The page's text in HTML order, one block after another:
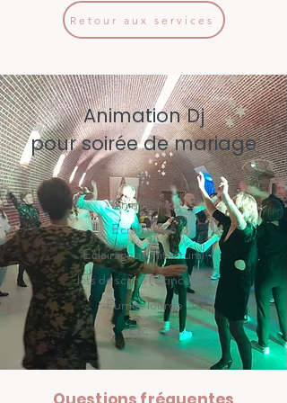
Retour aux services
Animation Dj
pour soirée de mariage
Dj
Animations
Ecran vidéo
Eclairage architectural
Jets de scène (Etincelles)
Fumée lourde
Etc...